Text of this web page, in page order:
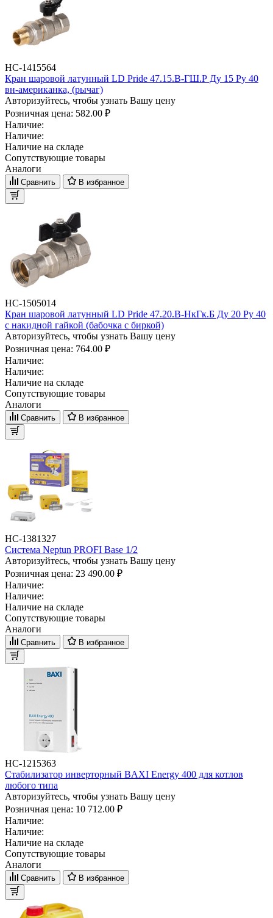
НС-1415564
Кран шаровой латунный LD Pride 47.15.В-ГШ.Р Ду 15 Ру 40
вн-американка, (рычаг)
Авторизуйтесь, чтобы узнать Вашу цену
Розничная цена: 582.00 ₽
Наличие:
Наличие:
Наличие на складе
Сопутствующие товары
Аналоги
Сравнить В избранное
НС-1505014
Кран шаровой латунный LD Pride 47.20.В-НкГк.Б Ду 20 Ру 40
с накидной гайкой (бабочка с биркой)
Авторизуйтесь, чтобы узнать Вашу цену
Розничная цена: 764.00 ₽
Наличие:
Наличие:
Наличие на складе
Сопутствующие товары
Аналоги
Сравнить В избранное
НС-1381327
Система Neptun PROFI Base 1/2
Авторизуйтесь, чтобы узнать Вашу цену
Розничная цена: 23 490.00 ₽
Наличие:
Наличие:
Наличие на складе
Сопутствующие товары
Аналоги
Сравнить В избранное
НС-1215363
Стабилизатор инверторный BAXI Energy 400 для котлов
любого типа
Авторизуйтесь, чтобы узнать Вашу цену
Розничная цена: 10 712.00 ₽
Наличие:
Наличие:
Наличие на складе
Сопутствующие товары
Аналоги
Сравнить В избранное